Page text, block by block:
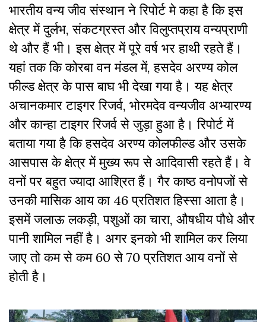
भारतीय वन्य जीव संस्थान ने रिपोर्ट मे कहा है कि इस
क्षेत्र में दुर्लभ, संकटग्रस्त और विलुप्तप्राय वन्यप्राणी
थे और हैं भी। इस क्षेत्र में पूरे वर्ष भर हाथी रहते हैं।
यहां तक कि कोरबा वन मंडल में, हसदेव अरण्य कोल
फील्ड क्षेत्र के पास बाघ भी देखा गया है। यह क्षेत्र
अचानकमार टाइगर रिजर्व, भोरमदेव वन्यजीव अभ्यारण्य
और कान्हा टाइगर रिजर्व से जुड़ा हुआ है। रिपोर्ट में
बताया गया है कि हसदेव अरण्य कोलफील्ड और उसके
आसपास के क्षेत्र में मुख्य रूप से आदिवासी रहते हैं। वे
वनों पर बहुत ज्यादा आश्रित हैं। गैर काष्ठ वनोपजों से
उनकी मासिक आय का 46 प्रतिशत हिस्सा आता है।
इसमें जलाऊ लकड़ी, पशुओं का चारा, औषधीय पौधे और
पानी शामिल नहीं है। अगर इनको भी शामिल कर लिया
जाए तो कम से कम 60 से 70 प्रतिशत आय वनों से
होती है।